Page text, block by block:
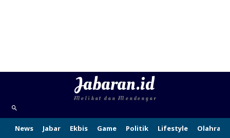
Jabaran.id
Melihat dan Mendengar
News Jabar Ekbis Game Politik Lifestyle Olahraga